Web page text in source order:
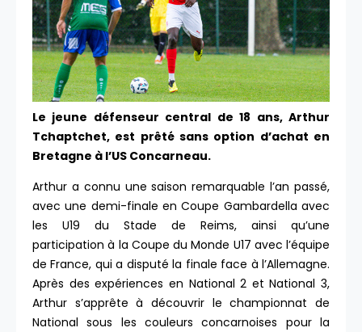
Le jeune défenseur central de 18 ans, Arthur
Tchaptchet, est prêté sans option d’achat en
Bretagne à l’US Concarneau.
Arthur a connu une saison remarquable l’an passé,
avec une demi-finale en Coupe Gambardella avec
les U19 du Stade de Reims, ainsi qu’une
participation à la Coupe du Monde U17 avec l’équipe
de France, qui a disputé la finale face à l’Allemagne.
Après des expériences en National 2 et National 3,
Arthur s’apprête à découvrir le championnat de
National sous les couleurs concarnoises pour la